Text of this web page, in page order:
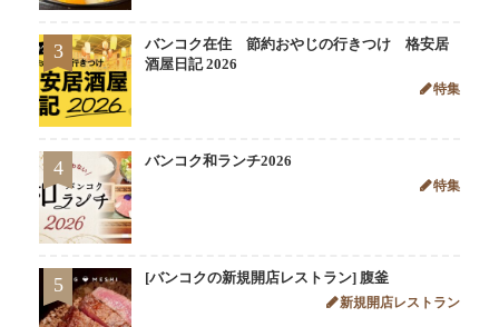
3
バンコク在住 節約おやじの行きつけ 格安居
酒屋日記 2026
特集
4 バンコク和ランチ2026
特集
5 [バンコクの新規開店レストラン] 腹釜
新規開店レストラン